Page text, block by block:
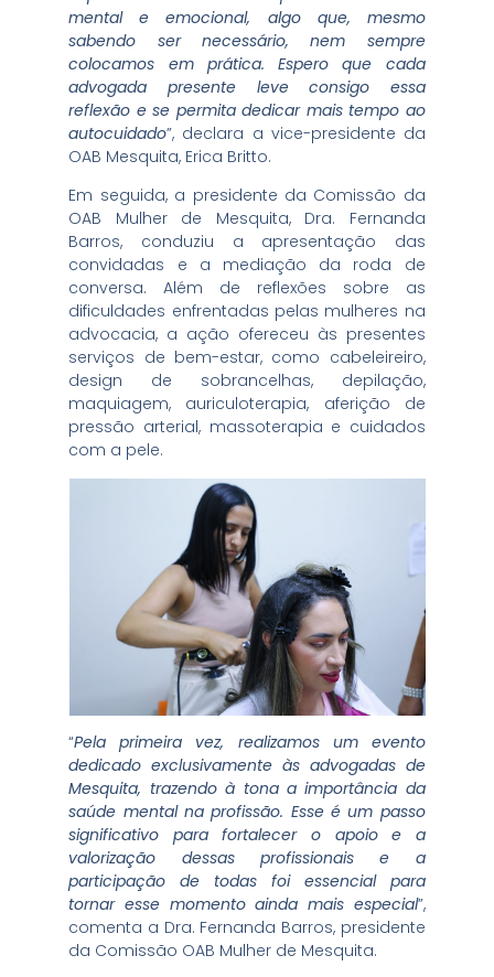
mental e emocional, algo que, mesmo
sabendo ser necessário, nem sempre
colocamos em prática. Espero que cada
advogada presente leve consigo essa
reflexão e se permita dedicar mais tempo ao
autocuidado”, declara a vice-presidente da
OAB Mesquita, Erica Britto.
Em seguida, a presidente da Comissão da
OAB Mulher de Mesquita, Dra. Fernanda
Barros, conduziu a apresentação das
convidadas e a mediação da roda de
conversa. Além de reflexões sobre as
dificuldades enfrentadas pelas mulheres na
advocacia, a ação ofereceu às presentes
serviços de bem-estar, como cabeleireiro,
design de sobrancelhas, depilação,
maquiagem, auriculoterapia, aferição de
pressão arterial, massoterapia e cuidados
com a pele.
“Pela primeira vez, realizamos um evento
dedicado exclusivamente às advogadas de
Mesquita, trazendo à tona a importância da
saúde mental na profissão. Esse é um passo
significativo para fortalecer o apoio e a
valorização dessas profissionais e a
participação de todas foi essencial para
tornar esse momento ainda mais especial”,
comenta a Dra. Fernanda Barros, presidente
da Comissão OAB Mulher de Mesquita.